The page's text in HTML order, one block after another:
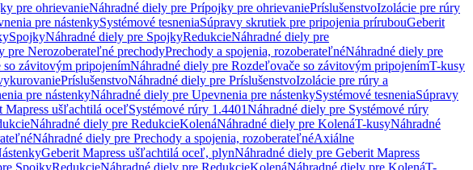
pre ohrievanieNáhradné diely pre Prípojky pre ohrievaniePríslušenstvoIzolácie pre rúry
pre nástenkySystémové tesneniaSúpravy skrutiek pre pripojenia prírubouGeberit
SpojkyNáhradné diely pre SpojkyRedukcieNáhradné diely pre
pre Nerozoberateľné prechodyPrechody a spojenia, rozoberateľnéNáhradné diely pre
so závitovým pripojenímNáhradné diely pre Rozdeľovače so závitovým pripojenímT-kusy
PríslušenstvoNáhradné diely pre PríslušenstvoIzolácie pre rúry a
pre nástenkyNáhradné diely pre Upevnenia pre nástenkySystémové tesneniaSúpravy
Mapress ušľachtilá oceľSystémové rúry 1.4401Náhradné diely pre Systémové rúry
Náhradné diely pre RedukcieKolenáNáhradné diely pre KolenáT-kusyNáhradné
Náhradné diely pre Prechody a spojenia, rozoberateľnéAxiálne
Geberit Mapress ušľachtilá oceľ, plynNáhradné diely pre Geberit Mapress
SpojkyRedukcieNáhradné diely pre RedukcieKolenáNáhradné diely pre KolenáT-